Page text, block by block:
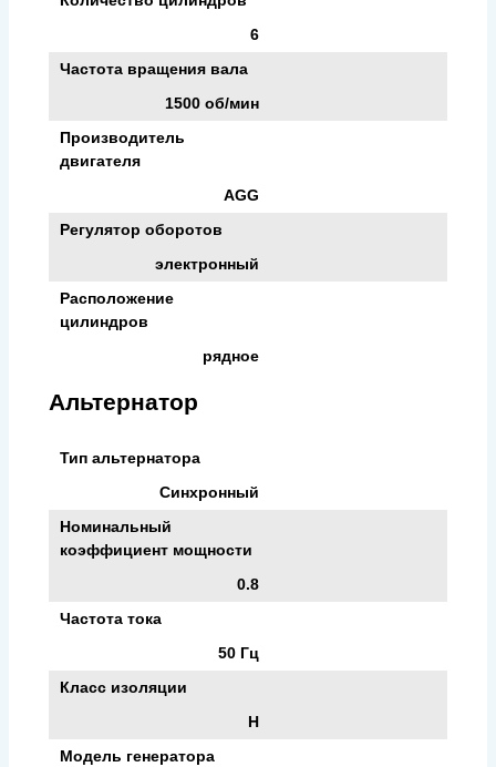
6
Частота вращения вала
1500 об/мин
Производитель
двигателя
AGG
Регулятор оборотов
электронный
Расположение
цилиндров
рядное
Альтернатор
Тип альтернатора
Синхронный
Номинальный
коэффициент мощности
0.8
Частота тока
50 Гц
Класс изоляции
H
Модель генератора